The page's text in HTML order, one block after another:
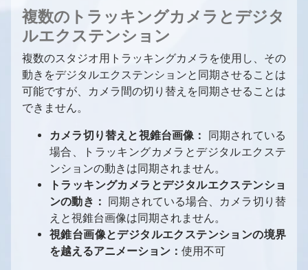
Aximmetry によるマルチユーザー編集
フローエディターの概要
フローエディター
モジュール
ピン
ピンデータタイプ
コンパウンド
特殊コンパウンド：コントロールボード
特殊コンパウンド：ピンコレクター
特殊ピン名
データベース用のコレクション
オートメーション
プレイリスト
シーケンス
シーケンサーとシーケンスエディター
FAQ
機能
スタジオオペレーター向け
同期とGenlock
Aximmetryにおけるレイテンシーと遅延（旧バ
ージョン）
コンテンツクリエイター向け
コンテンツクリエイター向けの概要
プロジェクトシステム、ファイルブラウザ、フ
ァイル操作
出力とチャンネル、マルチGPU
画像シーケンスを動画として使用
シェーダーカテゴリと命名規則
新しいシェーダーの作成
複数のトラッキングカメラとデジタ
ルエクステンション
複数のスタジオ用トラッキングカメラを使用し、その
動きをデジタルエクステンションと同期させることは
可能ですが、カメラ間の切り替えを同期させることは
できません。
カメラ切り替えと視錐台画像：
同期されている
場合、トラッキングカメラとデジタルエクステ
ンションの動きは同期されません。
トラッキングカメラとデジタルエクステンショ
ンの動き： 同期されている場合、カメラ切り替
えと視錐台画像は同期されません。
視錐台画像とデジタルエクステンションの境界
を越えるアニメーション： 使用不可